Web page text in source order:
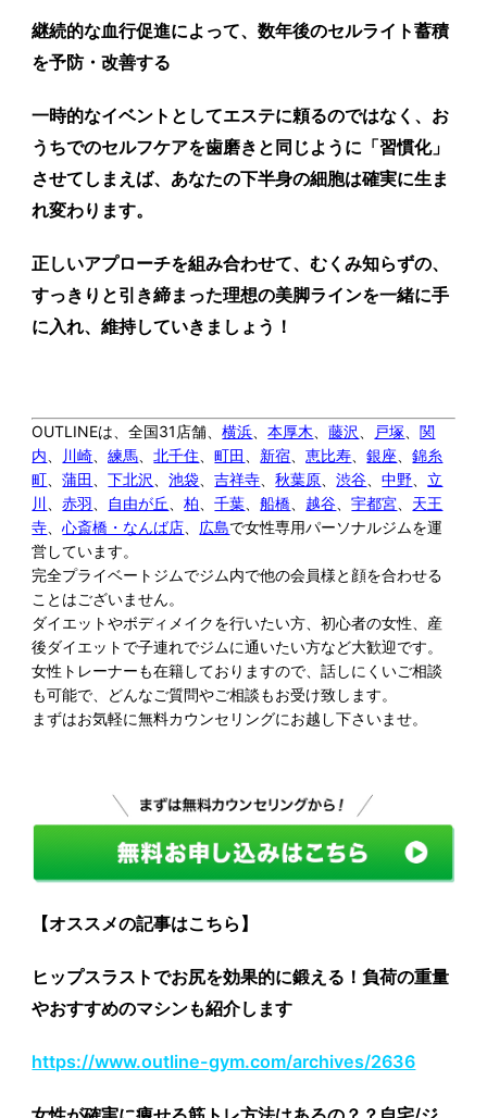
継続的な血行促進によって、数年後のセルライト蓄積
を予防・改善する
一時的なイベントとしてエステに頼るのではなく、お
うちでのセルフケアを歯磨きと同じように「習慣化」
させてしまえば、あなたの下半身の細胞は確実に生ま
れ変わります。
正しいアプローチを組み合わせて、むくみ知らずの、
すっきりと引き締まった理想の美脚ラインを一緒に手
に入れ、維持していきましょう！
OUTLINEは、全国31店舗、横浜 、本厚木 、藤沢 戸塚 、関
内
川崎 、練馬 、北千住 、町田 新宿 、恵比寿 、銀座 、錦糸
町 、蒲田 、下北沢 、池袋 、吉祥寺 、秋葉原 、渋谷 、中野
立
川
、赤羽 自由が丘 、柏 、千葉 、船橋 越谷 、宇都宮
天王
寺 、心斎橋・なんば店 広島で女性専用パーソナルジムを運
営しています。
完全プライベートジムでジム内で他の会員様と顔を合わせる
ことはございません。
ダイエットやボディメイクを行いたい方、初心者の女性、産
後ダイエットで子連れでジムに通いたい方など大歓迎です。
女性トレーナーも在籍しておりますので、話しにくいご相談
も可能で、どんなご質問やご相談もお受け致します。
まずはお気軽に無料カウンセリングにお越し下さいませ。
【オススメの記事はこちら】
ヒップスラストでお尻を効果的に鍛える！負荷の重量
やおすすめのマシンも紹介します
https://www.outline-gym.com/archives/2636